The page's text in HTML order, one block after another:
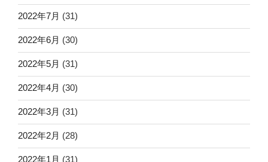
2022年7月 (31)
2022年6月 (30)
2022年5月 (31)
2022年4月 (30)
2022年3月 (31)
2022年2月 (28)
2022年1月 (31)